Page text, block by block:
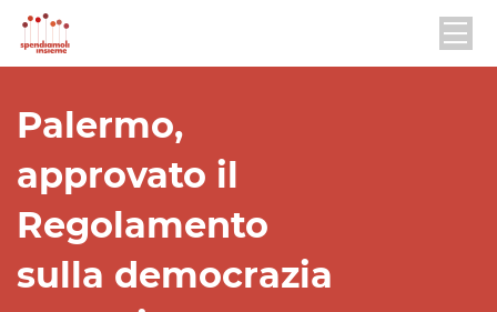
Palermo,
approvato il
Regolamento
sulla democrazia